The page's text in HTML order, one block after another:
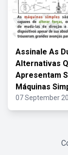
Assinale As
Alternativas
Apresentam
Máquinas
07 September